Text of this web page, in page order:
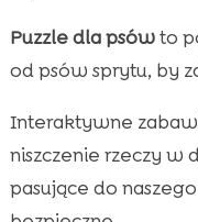
Puzzle dla psówto
od psów sprytu, by
Interaktywne
niszczenie rzeczy w
pasujące do